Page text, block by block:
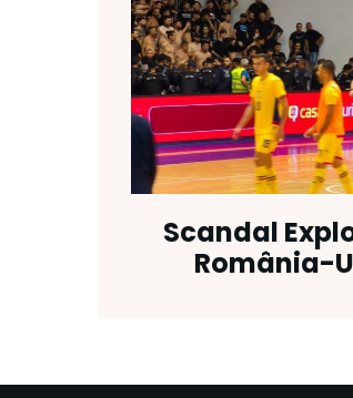
Scandal
România-